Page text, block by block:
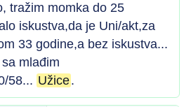
tražim momka do 25
iskustva,da je Uni/akt,za
33 godine,a bez iskustva...
mlađim
58... Užice.